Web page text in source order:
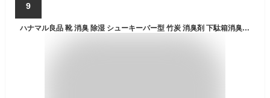
9
ハナマル良品 靴 消臭 除湿 シューキーパー型 竹炭 消臭剤 下駄箱消臭 【お掃除・収納のプロが推薦】 (グレー/3足セット)